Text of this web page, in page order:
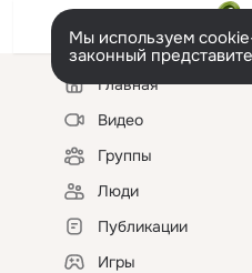
Мы используем
законный
Левая
колонкаГлавная
Видео
Группы
Люди
Публикации
Игры